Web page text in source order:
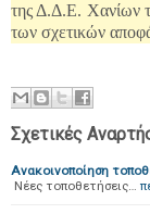
της Δ.Δ.Ε. Χανίων
των σχετικών
Σχετικές
Ανακοινοποίηση
Νέες τοποθετήσεις…